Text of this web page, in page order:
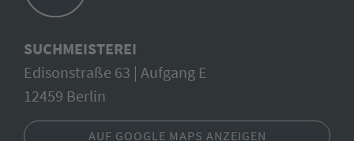
SUCHMEISTEREI
Edisonstraße 63 | Aufgang E
12459 Berlin
AUF GOOGLE MAPS ANZEIGEN